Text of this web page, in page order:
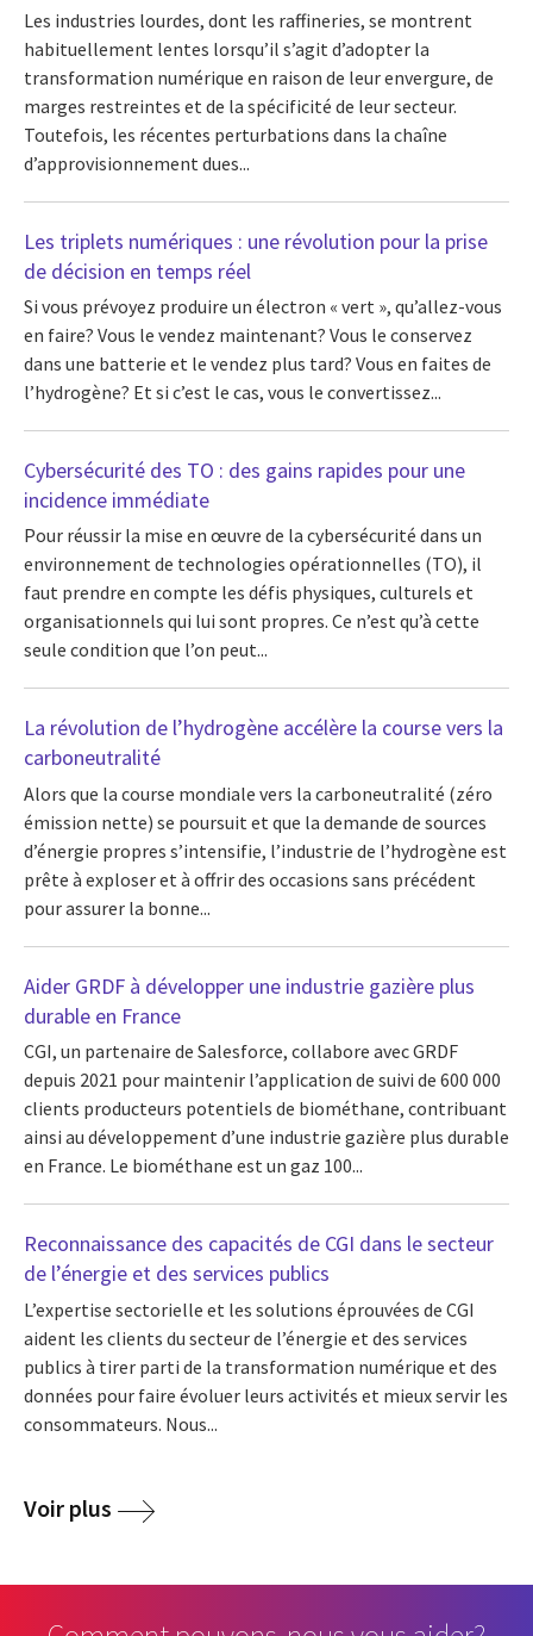
Les industries lourdes, dont les raffineries, se montrent
habituellement lentes lorsqu’il s’agit d’adopter la
transformation numérique en raison de leur envergure, de
marges restreintes et de la spécificité de leur secteur.
Toutefois, les récentes perturbations dans la chaîne
d’approvisionnement dues...
Les triplets numériques : une révolution pour la prise
de décision en temps réel
Si vous prévoyez produire un électron « vert », qu’allez-vous
en faire? Vous le vendez maintenant? Vous le conservez
dans une batterie et le vendez plus tard? Vous en faites de
l’hydrogène? Et si c’est le cas, vous le convertissez...
Cybersécurité des TO : des gains rapides pour une
incidence immédiate
Pour réussir la mise en œuvre de la cybersécurité dans un
environnement de technologies opérationnelles (TO), il
faut prendre en compte les défis physiques, culturels et
organisationnels qui lui sont propres. Ce n’est qu’à cette
seule condition que l’on peut...
La révolution de l’hydrogène accélère la course vers la
carboneutralité
Alors que la course mondiale vers la carboneutralité (zéro
émission nette) se poursuit et que la demande de sources
d’énergie propres s’intensifie, l’industrie de l’hydrogène est
prête à exploser et à offrir des occasions sans précédent
pour assurer la bonne...
Aider GRDF à développer une industrie gazière plus
durable en France
CGI, un partenaire de Salesforce, collabore avec GRDF
depuis 2021 pour maintenir l’application de suivi de 600 000
clients producteurs potentiels de biométhane, contribuant
ainsi au développement d’une industrie gazière plus durable
en France. Le biométhane est un gaz 100...
Reconnaissance des capacités de CGI dans le secteur
de l’énergie et des services publics
L’expertise sectorielle et les solutions éprouvées de CGI
aident les clients du secteur de l’énergie et des services
publics à tirer parti de la transformation numérique et des
données pour faire évoluer leurs activités et mieux servir les
consommateurs. Nous...
Voir plus